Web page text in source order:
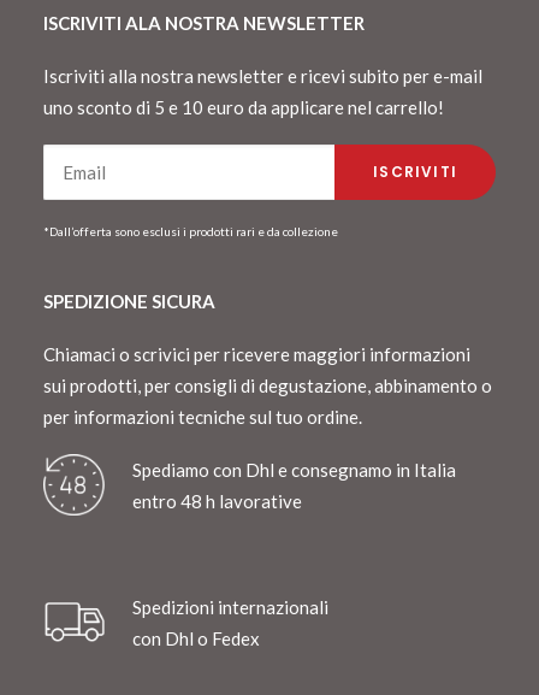
ISCRIVITI ALA NOSTRA NEWSLETTER
Iscriviti alla nostra newsletter e ricevi subito per e-mail
uno sconto di 5 e 10 euro da applicare nel carrello!
*Dall’offerta sono esclusi i prodotti rari e da collezione
SPEDIZIONE SICURA
Chiamaci o scrivici per ricevere maggiori informazioni
sui prodotti, per consigli di degustazione, abbinamento o
per informazioni tecniche sul tuo ordine.
Spediamo con Dhl e consegnamo in Italia
entro 48 h lavorative
Spedizioni internazionali
con Dhl o Fedex